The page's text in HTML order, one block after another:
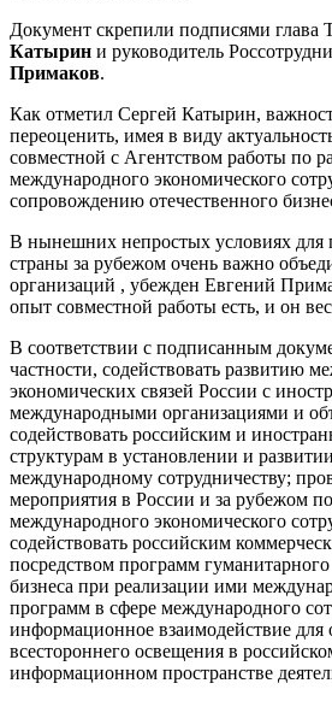
Документ скрепили подписями
Катырин и руководитель
Примаков.
Как отметил Сергей Катырин,
переоценить, имея в виду
совместной с Агентством работы по
международного экономического
сопровождению отечественного
В нынешних непростых условиях для
страны за рубежом очень важно
организаций , убежден Евгений
опыт совместной работы есть, и он
В соответствии с подписанным
частности, содействовать развитию
экономических связей России с
международными организациями и
содействовать российским и
структурам в установлении и
международному сотрудничеству;
мероприятия в России и за рубежом
международного экономического
содействовать российским
посредством программ
бизнеса при реализации ими
программ в сфере международного
информационное взаимодействие для
всестороннего освещения в
информационном пространстве